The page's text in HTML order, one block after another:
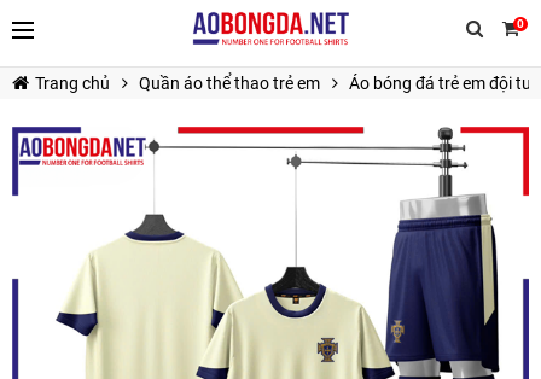
0
TIẾP TỤC MUA HÀNG
Trang chủ Quần áo thể thao trẻ em Áo bóng đá trẻ em đội